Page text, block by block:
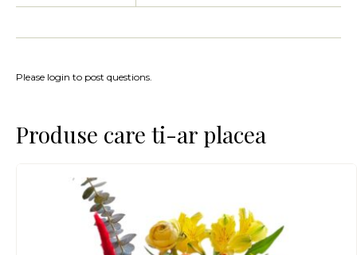
Please login to post questions.
Produse care ti-ar placea